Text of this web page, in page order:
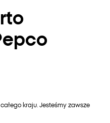
kraju. Jesteśmy zawsze